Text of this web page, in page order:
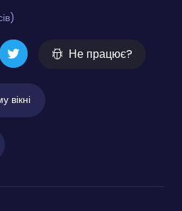
Не працює?
вікні